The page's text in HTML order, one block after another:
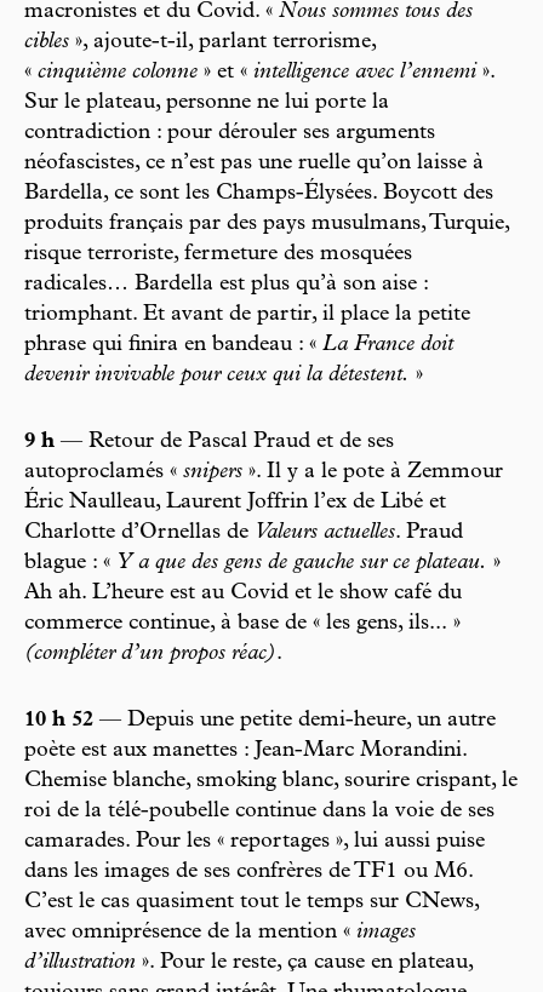
macronistes et du Covid. « Nous sommes tous des
cibles », ajoute-t-il, parlant terrorisme,
« cinquième colonne » et « intelligence avec l’ennemi ».
Sur le plateau, personne ne lui porte la
contradiction : pour dérouler ses arguments
néofascistes, ce n’est pas une ruelle qu’on laisse à
Bardella, ce sont les Champs-Élysées. Boycott des
produits français par des pays musulmans, Turquie,
risque terroriste, fermeture des mosquées
radicales… Bardella est plus qu’à son aise :
triomphant. Et avant de partir, il place la petite
phrase qui finira en bandeau : « La France doit
devenir invivable pour ceux qui la détestent. »
9 h — Retour de Pascal Praud et de ses
autoproclamés « snipers ». Il y a le pote à Zemmour
Éric Naulleau, Laurent Joffrin l’ex de Libé et
Charlotte d’Ornellas de Valeurs actuelles. Praud
blague : « Y a que des gens de gauche sur ce plateau. »
Ah ah. L’heure est au Covid et le show café du
commerce continue, à base de « les gens, ils... »
(compléter d’un propos réac).
10 h 52 — Depuis une petite demi-heure, un autre
poète est aux manettes : Jean-Marc Morandini.
Chemise blanche, smoking blanc, sourire crispant, le
roi de la télé-poubelle continue dans la voie de ses
camarades. Pour les « reportages », lui aussi puise
dans les images de ses confrères de TF1 ou M6.
C’est le cas quasiment tout le temps sur CNews,
avec omniprésence de la mention « images
d’illustration ». Pour le reste, ça cause en plateau,